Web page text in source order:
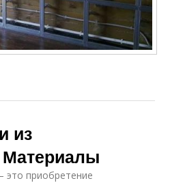
из
Материалы
это приобретение